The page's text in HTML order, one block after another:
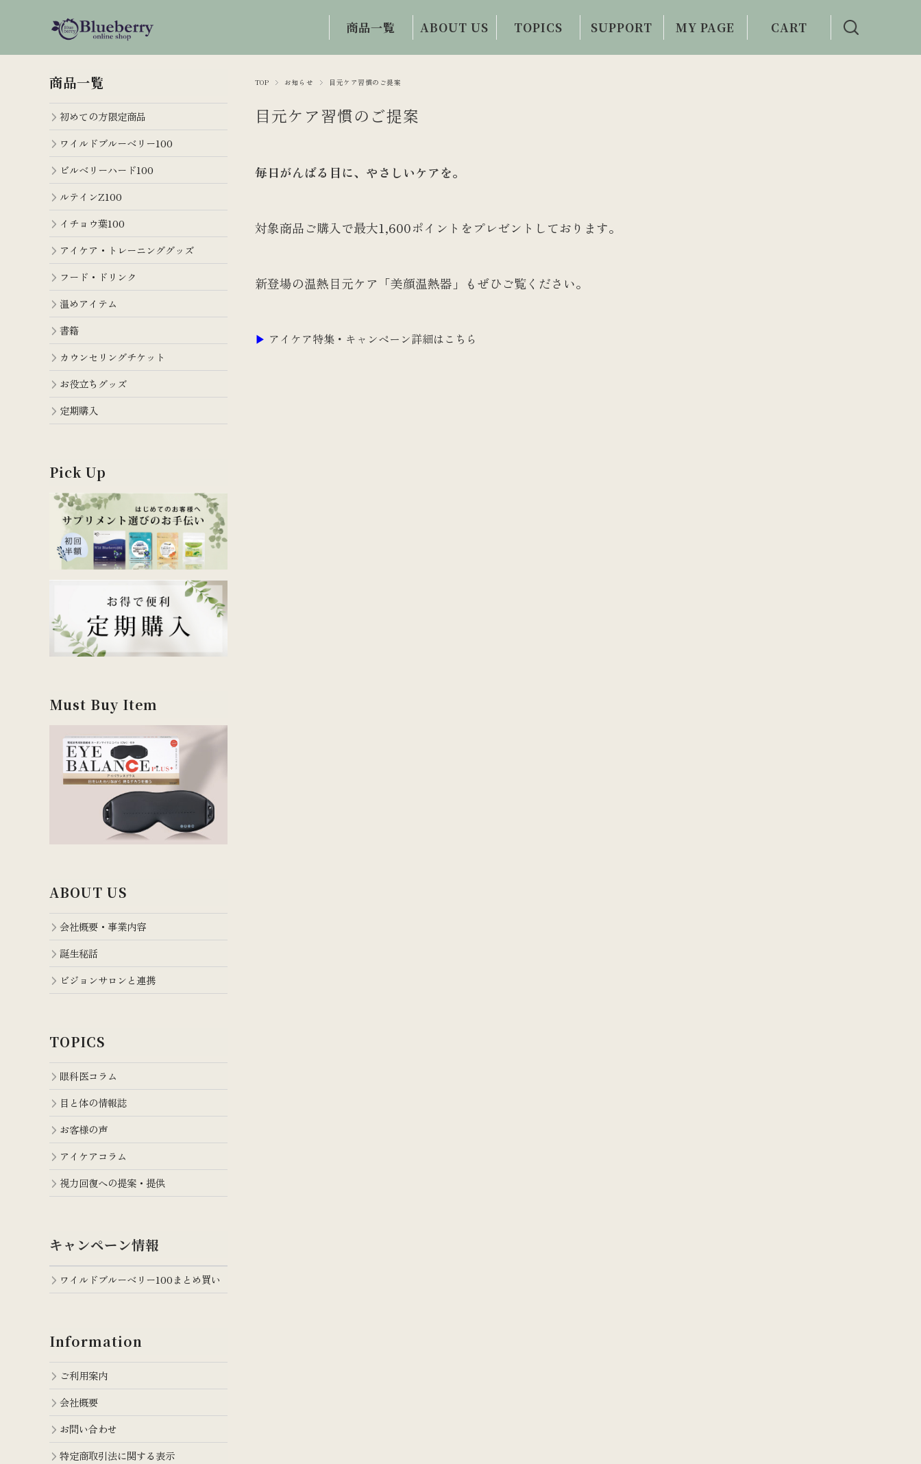
商品一覧
商品
ワイルドブルー
ベリー100
ド100
イチョウ葉100
ーニンググッズ
ABOUT US TOPICS SUPPORT MY PAGE CART
TOP お知らせ 目元ケア習慣のご提案
目元ケア習慣のご提案
毎日がんばる目に、やさしいケアを。
対象商品ご購入で最大1,600ポイントをプレゼントしております。
新登場の温熱目元ケア「美顔温熱器」もぜひご覧ください。
▶ アイケア特集・キャンペーン詳細はこちら
商品一覧
初めての方限定商品
ワイルドブルーベリー100
ビルベリーハード100
ルテインZ100
イチョウ葉100
アイケア・トレーニンググッズ
フード・ドリンク
温めアイテム
書籍
カウンセリングチケット
お役立ちグッズ
定期購入
Pick Up
Must Buy Item
ABOUT US
会社概要・事業内容
誕生秘話
ビジョンサロンと連携
TOPICS
眼科医コラム
目と体の情報誌
お客様の声
アイケアコラム
視力回復への提案・提供
キャンペーン情報
ワイルドブルーベリー100まとめ買い
Information
ご利用案内
会社概要
お問い合わせ
特定商取引法に関する表示